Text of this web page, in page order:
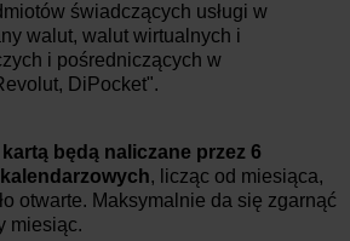
świadczących usługi w
walut, walut wirtualnych i
i pośredniczących w
DiPocket".
będą naliczane przez 6
, licząc od miesiąca,
otwarte. Maksymalnie da się zgarnąć
miesiąc.